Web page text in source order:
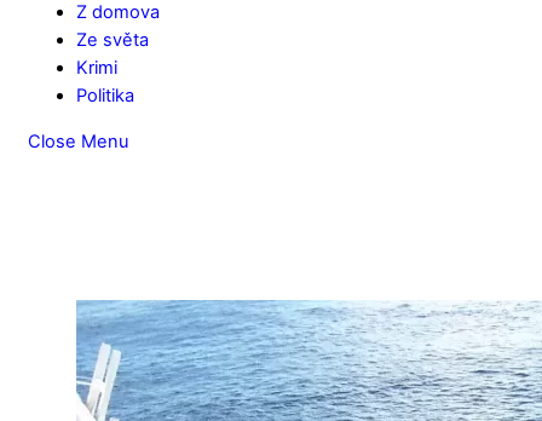
Z domova
Ze světa
Krimi
Politika
Close Menu